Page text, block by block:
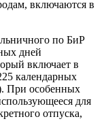
включаются в
по БиР
дней
включает в
календарных
При особенных
для
отпуска,